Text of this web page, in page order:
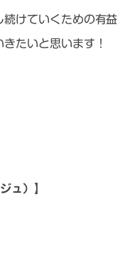
続けていくための有益
たいと思います！
ュ）】